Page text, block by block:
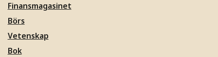
Finansmagasinet
Börs
Vetenskap
Bok